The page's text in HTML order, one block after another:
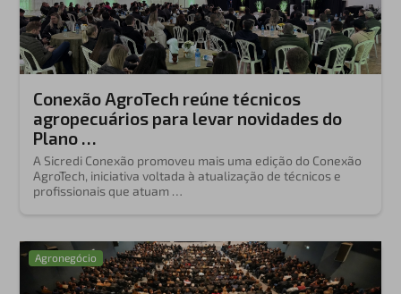
Conexão AgroTech reúne técnicos
agropecuários para levar novidades do
Plano …
A Sicredi Conexão promoveu mais uma edição do Conexão
AgroTech, iniciativa voltada à atualização de técnicos e
profissionais que atuam …
Agronegócio